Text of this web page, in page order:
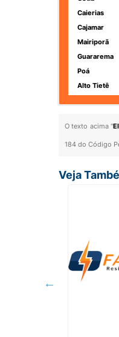
Caierias
Cajamar
Mairiporã
Guararema
Poá
Alto Tietê
O texto acima "
184 do Código
Veja